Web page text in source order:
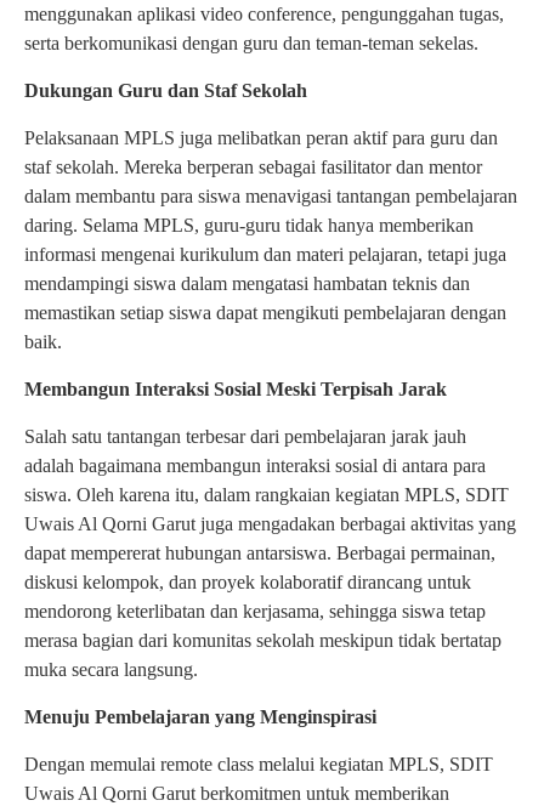
menggunakan aplikasi video conference, pengunggahan tugas,
serta berkomunikasi dengan guru dan teman-teman sekelas.
Dukungan Guru dan Staf Sekolah
Pelaksanaan MPLS juga melibatkan peran aktif para guru dan
staf sekolah. Mereka berperan sebagai fasilitator dan mentor
dalam membantu para siswa menavigasi tantangan pembelajaran
daring. Selama MPLS, guru-guru tidak hanya memberikan
informasi mengenai kurikulum dan materi pelajaran, tetapi juga
mendampingi siswa dalam mengatasi hambatan teknis dan
memastikan setiap siswa dapat mengikuti pembelajaran dengan
baik.
Membangun Interaksi Sosial Meski Terpisah Jarak
Salah satu tantangan terbesar dari pembelajaran jarak jauh
adalah bagaimana membangun interaksi sosial di antara para
siswa. Oleh karena itu, dalam rangkaian kegiatan MPLS, SDIT
Uwais Al Qorni Garut juga mengadakan berbagai aktivitas yang
dapat mempererat hubungan antarsiswa. Berbagai permainan,
diskusi kelompok, dan proyek kolaboratif dirancang untuk
mendorong keterlibatan dan kerjasama, sehingga siswa tetap
merasa bagian dari komunitas sekolah meskipun tidak bertatap
muka secara langsung.
Menuju Pembelajaran yang Menginspirasi
Dengan memulai remote class melalui kegiatan MPLS, SDIT
Uwais Al Qorni Garut berkomitmen untuk memberikan